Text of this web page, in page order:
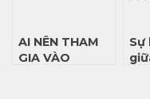
AI NÊN THAM
GIA VÀO
Sự